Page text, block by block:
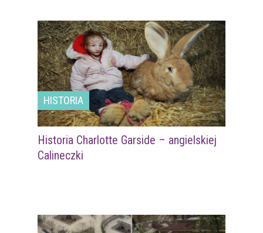
HISTORIA
Historia Charlotte Garside – angielskiej
Calineczki